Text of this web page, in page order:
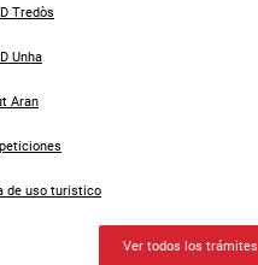
Tredòs
Unha
Aran
de uso turistico
Ver todos los trámites